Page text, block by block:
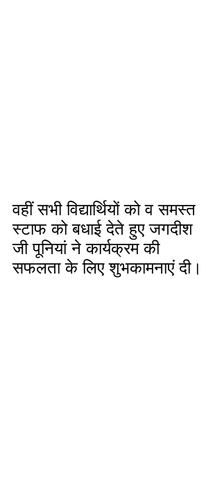
वहीं सभी विद्यार्थियों को व समस्त
स्टाफ को बधाई देते हुए जगदीश
जी पूनियां ने कार्यक्रम की
सफलता के लिए शुभकामनाएं दी।